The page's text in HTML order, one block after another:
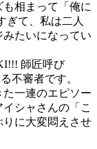
相まって「俺に
ぎて、私は二人
たいになってい
師匠呼び
不審者です。
一連のエピソー
シャさんの「こ
に大変悶えさせ